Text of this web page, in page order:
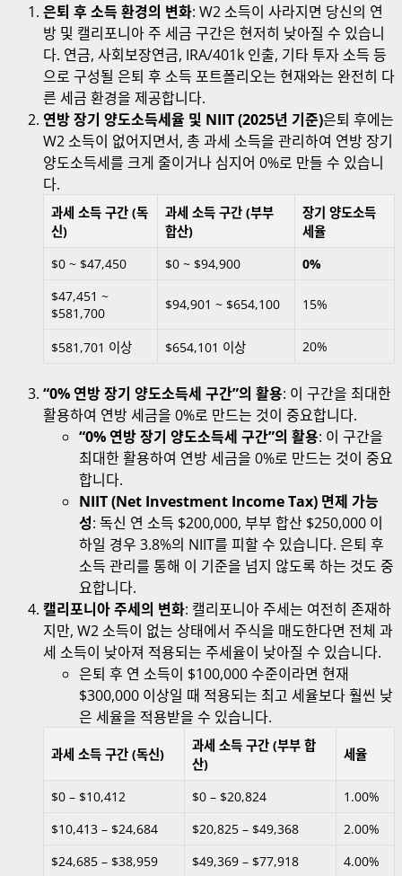
은퇴 후 소득 환경의 변화: W2 소득이 사라지면 당신의 연
방 및 캘리포니아 주 세금 구간은 현저히 낮아질 수 있습니
다. 연금, 사회보장연금, IRA/401k 인출, 기타 투자 소득 등
으로 구성될 은퇴 후 소득 포트폴리오는 현재와는 완전히 다
른 세금 환경을 제공합니다.
연방 장기 양도소득세율 및 NIIT (2025년 기준)은퇴 후에는
W2 소득이 없어지면서, 총 과세 소득을 관리하여 연방 장기
양도소득세를 크게 줄이거나 심지어 0%로 만들 수 있습니
다.
과세 소득 구간 (독
신)
과세 소득 구간 (부부
합산)
장기 양도소득
세율
$0 ~ $47,450
$0 ~ $94,900
0%
$47,451 ~
$581,700
$94,901 ~ $654,100 15%
$581,701 이상 $654,101 이상 20%
“0% 연방 장기 양도소득세 구간”의 활용: 이 구간을 최대한
활용하여 연방 세금을 0%로 만드는 것이 중요합니다.
“0% 연방 장기 양도소득세 구간”의 활용: 이 구간을
최대한 활용하여 연방 세금을 0%로 만드는 것이 중요
합니다.
NIIT (Net Investment Income Tax) 면제 가능
성: 독신 연 소득 $200,000, 부부 합산 $250,000 이
하일 경우 3.8%의 NIIT를 피할 수 있습니다. 은퇴 후
소득 관리를 통해 이 기준을 넘지 않도록 하는 것도 중
요합니다.
캘리포니아 주세의 변화: 캘리포니아 주세는 여전히 존재하
지만, W2 소득이 없는 상태에서 주식을 매도한다면 전체 과
세 소득이 낮아져 적용되는 주세율이 낮아질 수 있습니다.
은퇴 후 연 소득이 $100,000 수준이라면 현재
$300,000 이상일 때 적용되는 최고 세율보다 훨씬 낮
은 세율을 적용받을 수 있습니다.
과세 소득 구간 (독신)
과세 소득 구간 (부부 합
산)
세율
$0 – $10,412 $0 – $20,824
1.00%
$10,413 – $24,684
$20,825 – $49,368
2.00%
$24,685 – $38,959
$49,369 – $77,918 4.00%